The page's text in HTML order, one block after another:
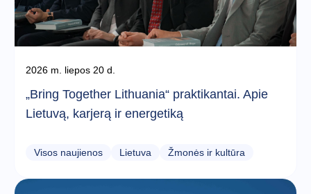
2026 m. liepos 20 d.
„Bring Together Lithuania“ praktikantai. Apie
Lietuvą, karjerą ir energetiką
Visos naujienos Lietuva Žmonės ir kultūra